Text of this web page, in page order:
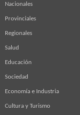
Nacionales
Provinciales
Regionales
Salud
Educación
Sociedad
Economía e Industria
Cultura y Turismo